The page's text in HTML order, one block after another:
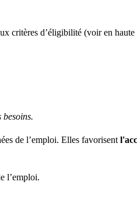
critères d’éligibilité (voir en
de l’emploi. Elles favorisent
l’emploi.